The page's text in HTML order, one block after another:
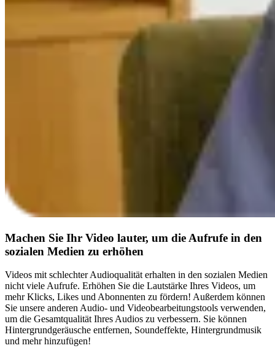
Machen Sie Ihr Video lauter, um die Aufrufe in den
sozialen Medien zu erhöhen
Videos mit schlechter Audioqualität erhalten in den sozialen Medien
nicht viele Aufrufe. Erhöhen Sie die Lautstärke Ihres Videos, um
mehr Klicks, Likes und Abonnenten zu fördern! Außerdem können
Sie unsere anderen Audio- und Videobearbeitungstools verwenden,
um die Gesamtqualität Ihres Audios zu verbessern. Sie können
Hintergrundgeräusche entfernen, Soundeffekte, Hintergrundmusik
und mehr hinzufügen!